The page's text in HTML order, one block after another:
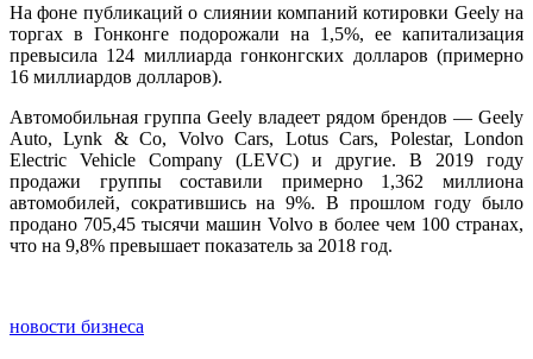
На фоне публикаций о слиянии компаний котировки Geely на
торгах в Гонконге подорожали на 1,5%, ее капитализация
превысила 124 миллиарда гонконгских долларов (примерно
16 миллиардов долларов).
Автомобильная группа Geely владеет рядом брендов — Geely
Auto, Lynk & Co, Volvo Cars, Lotus Cars, Polestar, London
Electric Vehicle Company (LEVC) и другие. В 2019 году
продажи группы составили примерно 1,362 миллиона
автомобилей, сократившись на 9%. В прошлом году было
продано 705,45 тысячи машин Volvo в более чем 100 странах,
что на 9,8% превышает показатель за 2018 год.
новости бизнеса